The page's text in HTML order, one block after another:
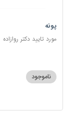
پونه
مورد تایید دکتر روازاده
ناموجود